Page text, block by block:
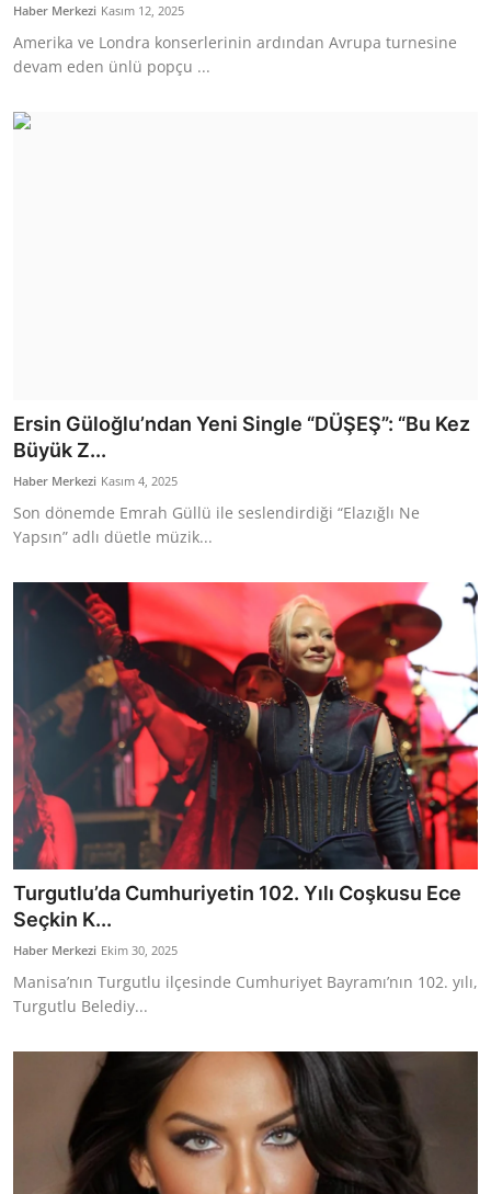
Haber Merkezi Kasım 12, 2025
Amerika ve Londra konserlerinin ardından Avrupa turnesine
devam eden ünlü popçu ...
Ersin Güloğlu’ndan Yeni Single “DÜŞEŞ”: “Bu Kez
Büyük Z...
Haber Merkezi Kasım 4, 2025
Son dönemde Emrah Güllü ile seslendirdiği “Elazığlı Ne
Yapsın” adlı düetle müzik...
Turgutlu’da Cumhuriyetin 102. Yılı Coşkusu Ece
Seçkin K...
Haber Merkezi Ekim 30, 2025
Manisa’nın Turgutlu ilçesinde Cumhuriyet Bayramı’nın 102. yılı,
Turgutlu Belediy...